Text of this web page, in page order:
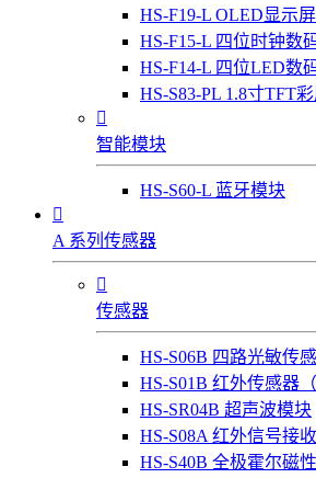
HS-F19-L OLED显示
HS-F15-L 四位时钟数
HS-F14-L 四位LED数
HS-S83-PL 1.8寸TFT

智能模块
HS-S60-L 蓝牙模块

A 系列传感器

传感器
HS-S06B 四路光敏传
HS-S01B 红外传感器
HS-SR04B 超声波模块
HS-S08A 红外信号接收
HS-S40B 全极霍尔磁